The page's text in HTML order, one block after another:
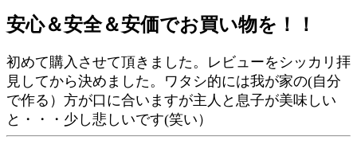
安心＆安全＆安価でお買い物を！！
初めて購入させて頂きました。レビューをシッカリ拝
見してから決めました。ワタシ的には我が家の(自分
で作る）方が口に合いますが主人と息子が美味しい
と・・・少し悲しいです(笑い）